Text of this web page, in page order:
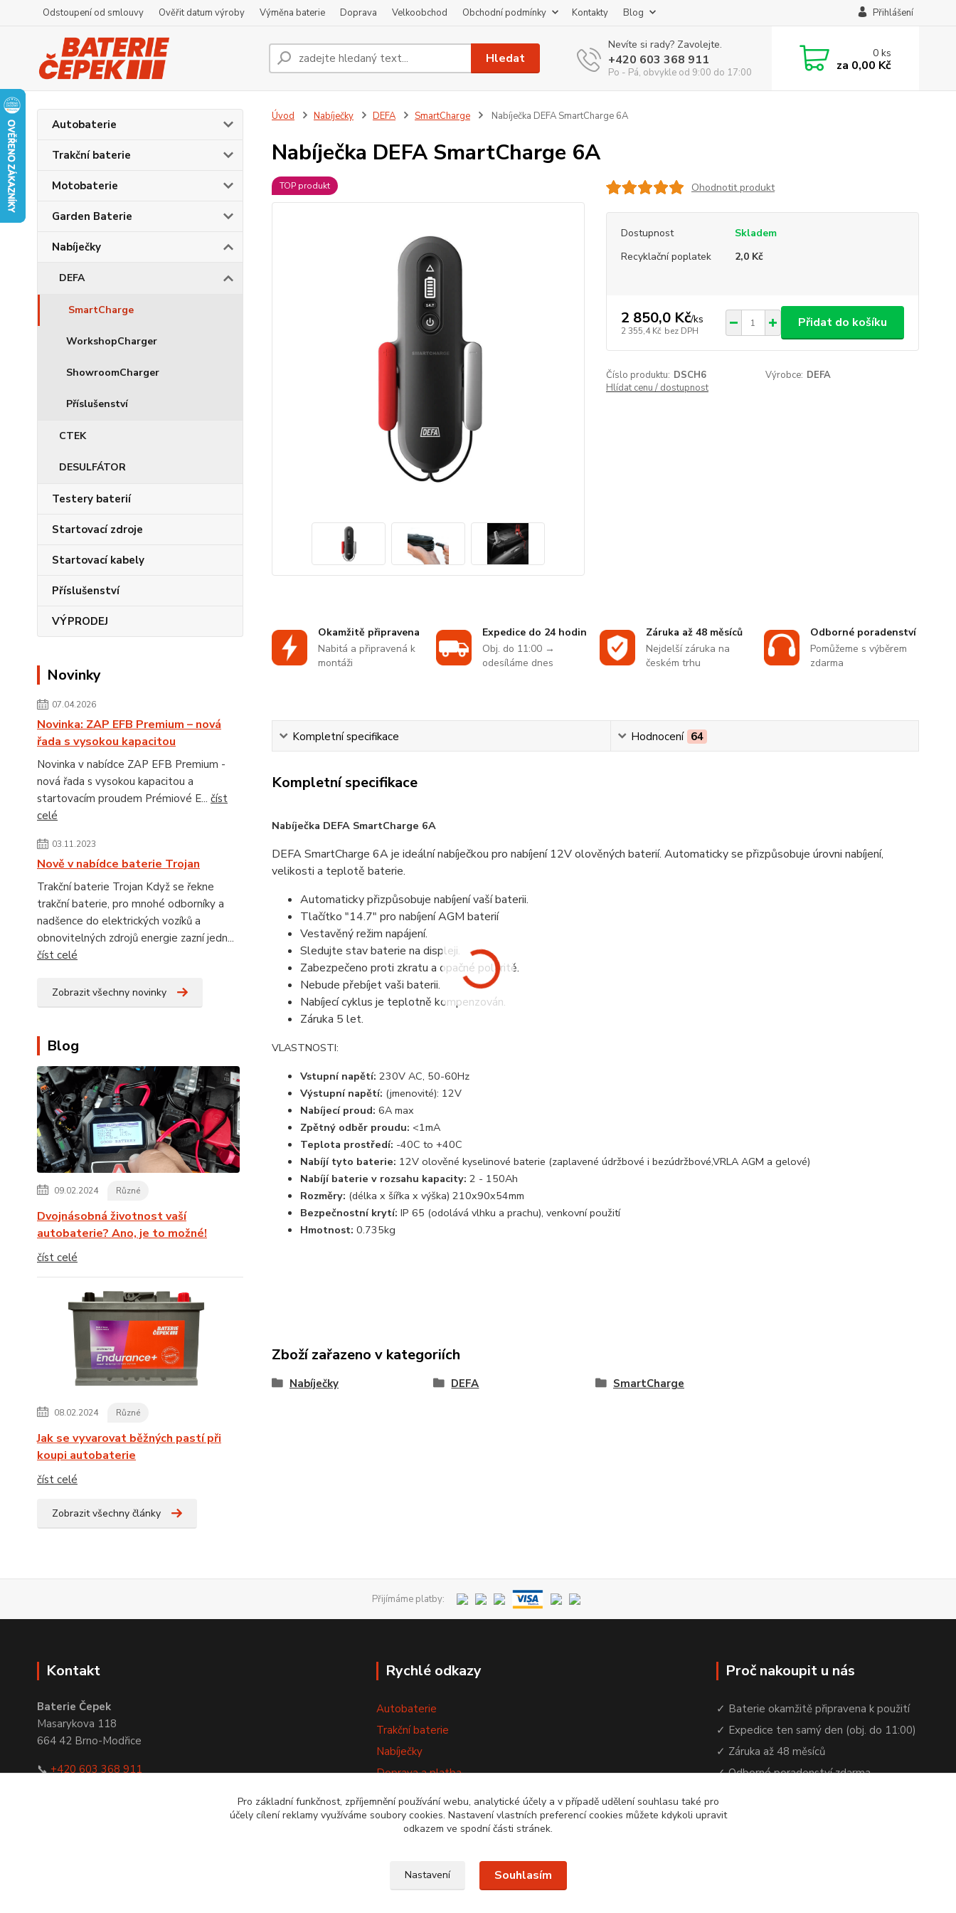
Odstoupení od smlouvy Ověřit datum výroby Výměna baterie Doprava Velkoobchod Obchodní podmínky Kontakty Blog Přihlášení
Hledat
Nevíte si rady? Zavolejte.
+420 603 368 911
Po - Pá, obvykle od 9:00 do 17:00
0ks
za 0,00 Kč
Autobaterie
Trakční baterie
Motobaterie
Garden Baterie
Nabíječky
DEFA
SmartCharge
WorkshopCharger
ShowroomCharger
Příslušenství
CTEK
DESULFÁTOR
Testery baterií
Startovací zdroje
Startovací kabely
Příslušenství
VÝPRODEJ
Novinky
07.04.2026
Novinka: ZAP EFB Premium – nová
řada s vysokou kapacitou
Novinka v nabídce ZAP EFB Premium -
nová řada s vysokou kapacitou a
startovacím proudem Prémiové E... číst
celé
03.11.2023
Nově v nabídce baterie Trojan
Trakční baterie Trojan Když se řekne
trakční baterie, pro mnohé odborníky a
nadšence do elektrických vozíků a
obnovitelných zdrojů energie zazní jedn...
číst celé
Zobrazit všechny novinky
Blog
09.02.2024 Různé
Dvojnásobná životnost vaší
autobaterie? Ano, je to možné!
číst celé
08.02.2024 Různé
Jak se vyvarovat běžných pastí při
koupi autobaterie
číst celé
Zobrazit všechny články
Úvod Nabíječky DEFA SmartCharge Nabíječka DEFA SmartCharge 6A
Nabíječka DEFA SmartCharge 6A
TOP produkt Ohodnotit produkt
Dostupnost
Skladem
Recyklační poplatek
2,0 Kč
2 850,0 Kč/ks
2 355,4 Kč bez DPH
Přidat do košíku
Číslo produktu: DSCH6 Výrobce: DEFA
Hlídat cenu / dostupnost
Okamžitě připravena
Nabitá a připravená k
montáži
Expedice do 24 hodin
Obj. do 11:00 →
odesíláme dnes
Záruka až 48 měsíců
Nejdelší záruka na
českém trhu
Odborné poradenství
Pomůžeme s výběrem
zdarma
Kompletní specifikace Hodnocení 64
Kompletní specifikace
Nabíječka DEFA SmartCharge 6A
DEFA SmartCharge 6A je ideální nabíječkou pro nabíjení 12V olověných baterií. Automaticky se přizpůsobuje úrovni nabíjení,
velikosti a teplotě baterie.
Automaticky přizpůsobuje nabíjení vaší baterii.
Tlačítko "14.7" pro nabíjení AGM baterií
Vestavěný režim napájení.
Sledujte stav baterie na displeji.
Zabezpečeno proti zkratu a opačné polaritě.
Nebude přebíjet vaši baterii.
Nabíjecí cyklus je teplotně kompenzován.
Záruka 5 let.
VLASTNOSTI:
Vstupní napětí: 230V AC, 50-60Hz
Výstupní napětí: (jmenovité): 12V
Nabíjecí proud: 6A max
Zpětný odběr proudu: <1mA
Teplota prostředí: -40C to +40C
Nabíjí tyto baterie: 12V olověné kyselinové baterie (zaplavené údržbové i bezúdržbové,VRLA AGM a gelové)
Nabíjí baterie v rozsahu kapacity: 2 - 150Ah
Rozměry: (délka x šířka x výška) 210x90x54mm
Bezpečnostní krytí: IP 65 (odolává vlhku a prachu), venkovní použití
Hmotnost: 0.735kg
Zboží zařazeno v kategoriích
Nabíječky DEFA SmartCharge
Přijímáme platby:
Kontakt
Baterie Čepek
Masarykova 118
664 42 Brno-Modřice
📞+420 603 368 911
Rychlé odkazy
Autobaterie
Trakční baterie
Nabíječky
Doprava a platba
Výměna baterie
Obchodní podmínky
Proč nakoupit u nás
✓ Baterie okamžitě připravena k použití
✓ Expedice ten samý den (obj. do 11:00)
✓ Záruka až 48 měsíců
✓ Odborné poradenství zdarma
✓ YouTube kanál s návody a testy baterií
Pro základní funkčnost, zpříjemnění používání webu, analytické účely a v případě udělení souhlasu také pro
účely cílení reklamy využíváme soubory cookies. Nastavení vlastních preferencí cookies můžete kdykoli upravit
odkazem ve spodní části stránek.
Nastavení Souhlasím